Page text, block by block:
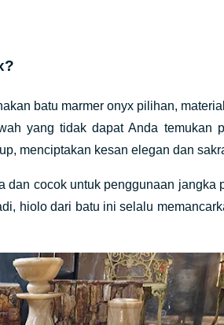
batu marmer onyx pilihan,
yang tidak dapat Anda temukan
menciptakan kesan elegan dan
dan cocok untuk penggunaan jangka
hiolo dari batu ini selalu